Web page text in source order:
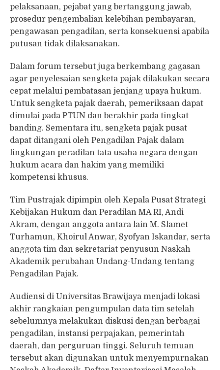
pelaksanaan, pejabat yang bertanggung jawab,
prosedur pengembalian kelebihan pembayaran,
pengawasan pengadilan, serta konsekuensi apabila
putusan tidak dilaksanakan.
Dalam forum tersebut juga berkembang gagasan
agar penyelesaian sengketa pajak dilakukan secara
cepat melalui pembatasan jenjang upaya hukum.
Untuk sengketa pajak daerah, pemeriksaan dapat
dimulai pada PTUN dan berakhir pada tingkat
banding. Sementara itu, sengketa pajak pusat
dapat ditangani oleh Pengadilan Pajak dalam
lingkungan peradilan tata usaha negara dengan
hukum acara dan hakim yang memiliki
kompetensi khusus.
Tim Pustrajak dipimpin oleh Kepala Pusat Strategi
Kebijakan Hukum dan Peradilan MA RI, Andi
Akram, dengan anggota antara lain M. Slamet
Turhamun, Khoirul Anwar, Syofyan Iskandar, serta
anggota tim dan sekretariat penyusun Naskah
Akademik perubahan Undang-Undang tentang
Pengadilan Pajak.
Audiensi di Universitas Brawijaya menjadi lokasi
akhir rangkaian pengumpulan data tim setelah
sebelumnya melakukan diskusi dengan berbagai
pengadilan, instansi perpajakan, pemerintah
daerah, dan perguruan tinggi. Seluruh temuan
tersebut akan digunakan untuk menyempurnakan